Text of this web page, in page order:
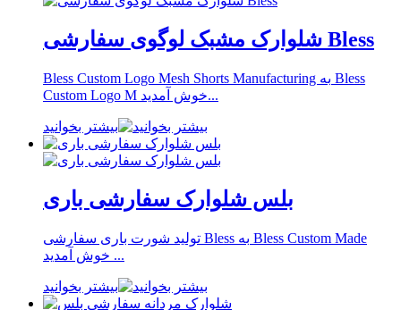
شلوارک مشبک لوگوی سفارشی Bless
Bless Custom Logo Mesh Shorts Manufacturing به Bless
Custom Logo M خوش آمدید...
بیشتر بخوانید
بلس شلوارک سفارشی باری
تولید شورت باری سفارشی Bless به Bless Custom Made
خوش آمدید ...
بیشتر بخوانید